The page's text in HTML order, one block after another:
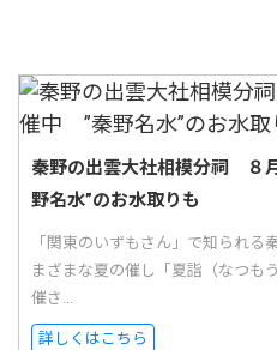
秦野の出雲大社相模分祠 ８
野名水”のお水取りも
「関東のいずもさん」で知られる
まざまな夏の催し「夏詣（なつも
催さ...
詳しくはこちら